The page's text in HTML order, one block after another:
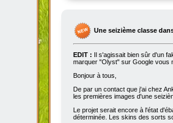
Une seizième classe
EDIT : Il s'agissait bien sûr d'un
marquer "Olyst" sur Google vous
Bonjour à tous,
De par un contact que j'ai chez
les premières images d'une
Le projet serait encore à l'état
déterminée. Les skins des sorts